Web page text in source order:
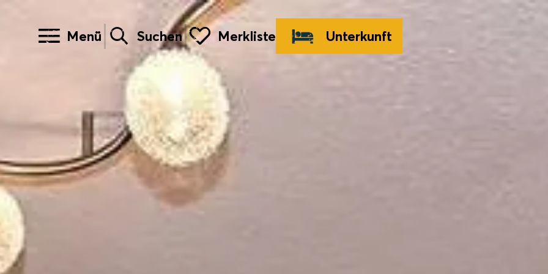
Menü Suchen Merkliste Unterkunft